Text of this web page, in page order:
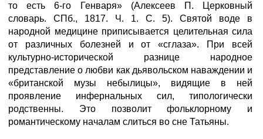
то есть 6-го Генваря» (Алексеев П. Церковный
словарь. СПб., 1817. Ч. 1. С. 5). Святой воде в
народной медицине приписывается целительная сила
от различных болезней и от «сглаза». При всей
культурно-исторической разнице народное
представление о любви как дьявольском наваждении и
«британской музы небылицы», видящие в ней
проявление инфернальных сил, типологически
родственны. Это позволит фольклорному и
романтическому началам слиться во сне Татьяны.